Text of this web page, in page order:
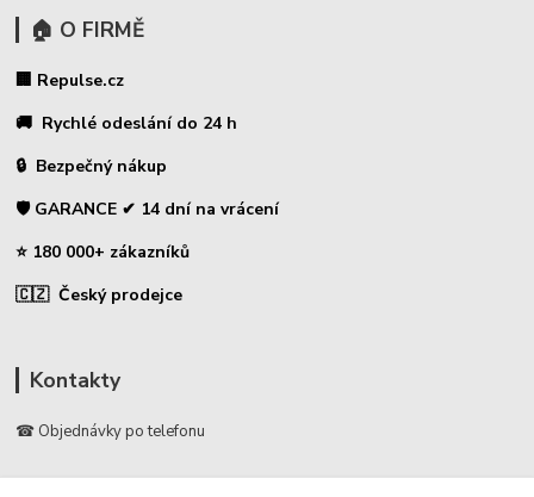
🏠 O FIRMĚ
🏢 Repulse.cz
🚚 Rychlé odeslání do 24 h
🔒 Bezpečný nákup
🛡️ GARANCE ✔ 14 dní na vrácení
⭐ 180 000+ zákazníků
🇨🇿 Český prodejce
Kontakty
☎ Objednávky po telefonu